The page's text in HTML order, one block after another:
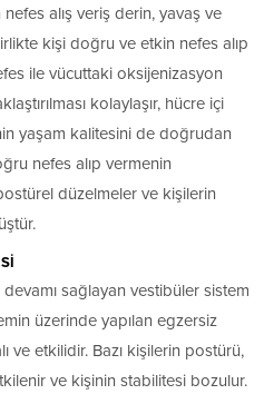
alış veriş derin, yavaş ve
kişi doğru ve etkin nefes alıp
ile vücuttaki oksijenizasyon
kolaylaşır, hücre içi
yaşam kalitesini de doğrudan
nefes alıp vermenin
düzelmeler ve kişilerin
sağlayan vestibüler sistem
üzerinde yapılan egzersiz
ve etkilidir. Bazı kişilerin postürü,
ve kişinin stabilitesi bozulur.